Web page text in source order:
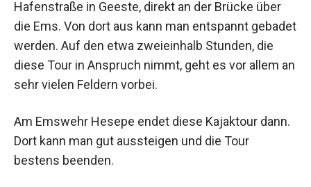
Hafenstraße in Geeste, direkt an der Brücke über
die Ems. Von dort aus kann man entspannt gebadet
werden. Auf den etwa zweieinhalb Stunden, die
diese Tour in Anspruch nimmt, geht es vor allem an
sehr vielen Feldern vorbei.
Am Emswehr Hesepe endet diese Kajaktour dann.
Dort kann man gut aussteigen und die Tour
bestens beenden.